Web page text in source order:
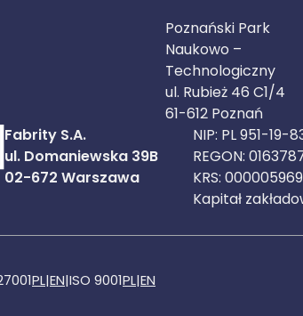
Poznański Park
Naukowo –
Technologiczny
ul. Rubież 46 C1/4
61-612 Poznań
Fabrity S.A.
ul. Domaniewska 39B
02-672 Warszawa
NIP: PL 951-19-
REGON:
KRS:
Kapitał
PL|EN|ISO 9001PL|EN